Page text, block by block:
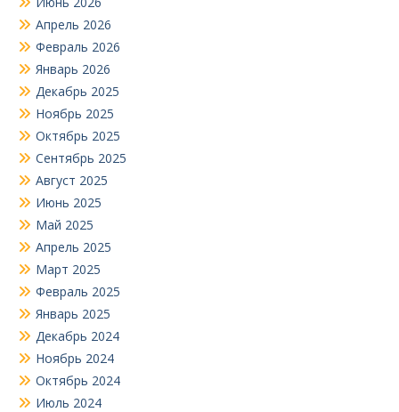
Апрель 2026
Февраль 2026
Январь 2026
Декабрь 2025
Ноябрь 2025
Октябрь 2025
Сентябрь 2025
Август 2025
Июнь 2025
Май 2025
Апрель 2025
Март 2025
Февраль 2025
Январь 2025
Декабрь 2024
Ноябрь 2024
Октябрь 2024
Июль 2024